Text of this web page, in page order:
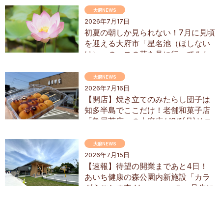
2026年7月17日
初夏の朝しか見られない！7月に見頃
を迎える大府市「星名池（ほしない
け）」のハスの花を見に行ってみた
大府NEWS
2026年7月16日
【開店】焼き立てのみたらし団子は
知多半島でここだけ！老舗和菓子店
「亀屋芳広」の大府店が6/1(月)リニ
大府NEWS
2026年7月15日
【速報】待望の開業まであと4日！
あいち健康の森公園内新施設「カラ
ダうごかす森 Harappa」を一足先に
大府NEWS